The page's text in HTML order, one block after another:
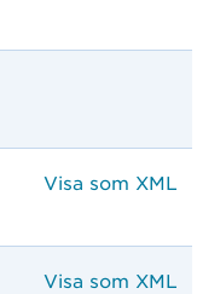
Visa som XML
Visa som XML